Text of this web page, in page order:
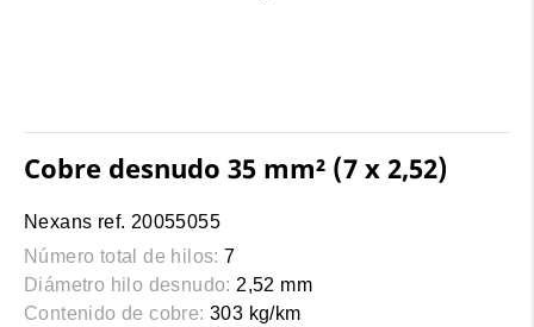
Cobre desnudo 35 mm² (7 x 2,52)
Nexans ref. 20055055
Número total de hilos: 7
Diámetro hilo desnudo: 2,52 mm
Contenido de cobre: 303 kg/km